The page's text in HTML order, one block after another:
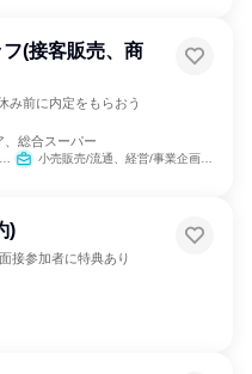
フ(接客販売、商
み前に内定をもらおう
総合スーパー
小売販売/流通、経営/事業企画、医薬品専門職
)
接参加者に特典あり